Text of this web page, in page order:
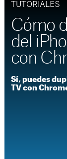
TUTORIALES
Cómo
del
con
Sí, puedes
TV con